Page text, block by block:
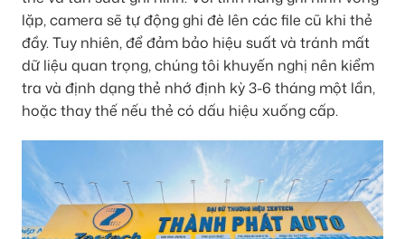
lặp, camera sẽ tự động ghi đè lên các file cũ khi thẻ
đầy. Tuy nhiên, để đảm bảo hiệu suất và tránh mất
dữ liệu quan trọng, chúng tôi khuyến nghị nên kiểm
tra và định dạng thẻ nhớ định kỳ 3-6 tháng một lần,
hoặc thay thế nếu thẻ có dấu hiệu xuống cấp.